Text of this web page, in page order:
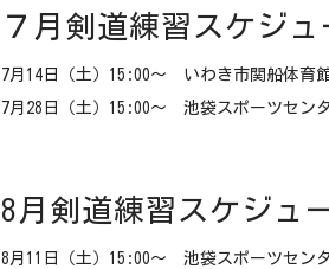
７月剣道練習スケジュ
7月14日（土）15:00〜 いわき市関船体育
7月28日（土）15:00〜 池袋スポーツセン
8月剣道練習スケジュ
8月11日（土）15:00〜 池袋スポーツセン